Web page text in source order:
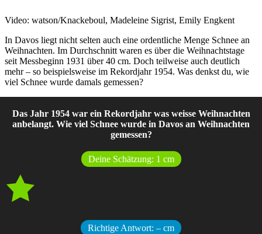
Video: watson/Knackeboul, Madeleine Sigrist, Emily Engkent
In Davos liegt nicht selten auch eine ordentliche Menge Schnee an
Weihnachten. Im Durchschnitt waren es über die Weihnachtstage
seit Messbeginn 1931 über 40 cm. Doch teilweise auch deutlich
mehr – so beispielsweise im Rekordjahr 1954. Was denkst du, wie
viel Schnee wurde damals gemessen?
Das Jahr 1954 war ein Rekordjahr was weisse Weihnachten
anbelangt. Wie viel Schnee wurde in Davos an Weihnachten
gemessen?
Deine Schätzung: 1 cm
Richtige Antwort: – cm